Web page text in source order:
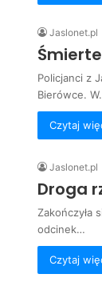
Jaslonet.pl
Policjanci z
Bierówce.
Czytaj
Jaslonet.pl
Droga
Zakończyła
odcinek…
Czytaj